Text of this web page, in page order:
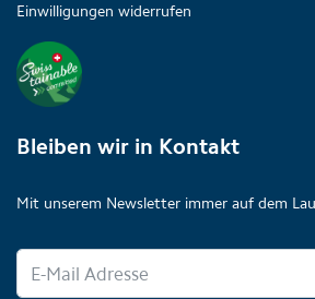
Einwilligungen widerrufen
Bleiben wir in Kontakt
Mit unserem Newsletter immer auf dem